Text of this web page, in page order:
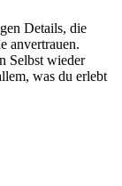
Details, die
anvertrauen.
Selbst wieder
was du erlebt